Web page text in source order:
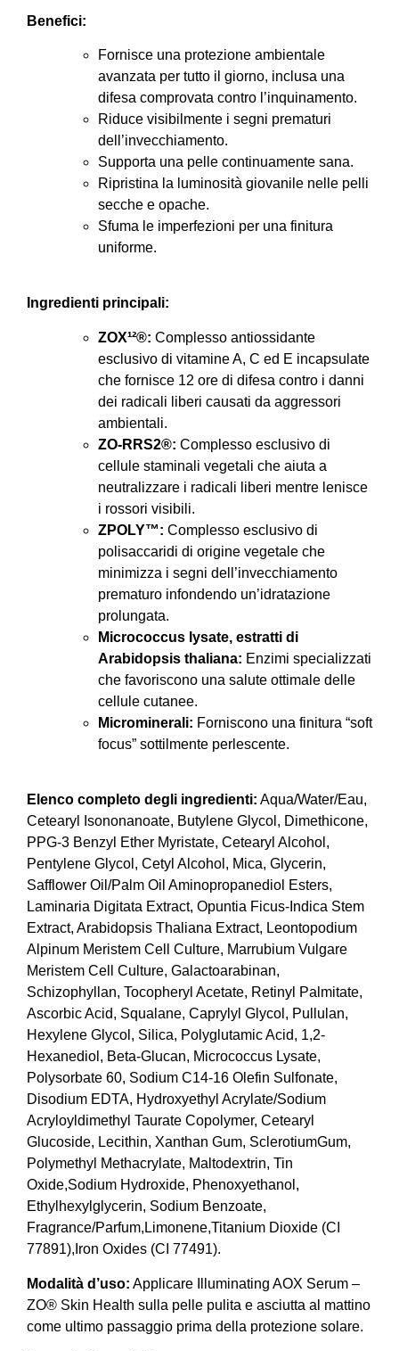
Benefici:
Fornisce una protezione ambientale
avanzata per tutto il giorno, inclusa una
difesa comprovata contro l’inquinamento.
Riduce visibilmente i segni prematuri
dell’invecchiamento.
Supporta una pelle continuamente sana.
Ripristina la luminosità giovanile nelle pelli
secche e opache.
Sfuma le imperfezioni per una finitura
uniforme.
Ingredienti principali:
ZOX¹²®: Complesso antiossidante
esclusivo di vitamine A, C ed E incapsulate
che fornisce 12 ore di difesa contro i danni
dei radicali liberi causati da aggressori
ambientali.
ZO-RRS2®: Complesso esclusivo di
cellule staminali vegetali che aiuta a
neutralizzare i radicali liberi mentre lenisce
i rossori visibili.
ZPOLY™: Complesso esclusivo di
polisaccaridi di origine vegetale che
minimizza i segni dell’invecchiamento
prematuro infondendo un’idratazione
prolungata.
Micrococcus lysate, estratti di
Arabidopsis thaliana: Enzimi specializzati
che favoriscono una salute ottimale delle
cellule cutanee.
Microminerali: Forniscono una finitura “soft
focus” sottilmente perlescente.
Elenco completo degli ingredienti: Aqua/Water/Eau,
Cetearyl Isononanoate, Butylene Glycol, Dimethicone,
PPG-3 Benzyl Ether Myristate, Cetearyl Alcohol,
Pentylene Glycol, Cetyl Alcohol, Mica, Glycerin,
Safflower Oil/Palm Oil Aminopropanediol Esters,
Laminaria Digitata Extract, Opuntia Ficus-Indica Stem
Extract, Arabidopsis Thaliana Extract, Leontopodium
Alpinum Meristem Cell Culture, Marrubium Vulgare
Meristem Cell Culture, Galactoarabinan,
Schizophyllan, Tocopheryl Acetate, Retinyl Palmitate,
Ascorbic Acid, Squalane, Caprylyl Glycol, Pullulan,
Hexylene Glycol, Silica, Polyglutamic Acid, 1,2-
Hexanediol, Beta-Glucan, Micrococcus Lysate,
Polysorbate 60, Sodium C14-16 Olefin Sulfonate,
Disodium EDTA, Hydroxyethyl Acrylate/Sodium
Acryloyldimethyl Taurate Copolymer, Cetearyl
Glucoside, Lecithin, Xanthan Gum, SclerotiumGum,
Polymethyl Methacrylate, Maltodextrin, Tin
Oxide,Sodium Hydroxide, Phenoxyethanol,
Ethylhexylglycerin, Sodium Benzoate,
Fragrance/Parfum,Limonene,Titanium Dioxide (CI
77891),Iron Oxides (CI 77491).
Modalità d’uso: Applicare Illuminating AOX Serum –
ZO® Skin Health sulla pelle pulita e asciutta al mattino
come ultimo passaggio prima della protezione solare.